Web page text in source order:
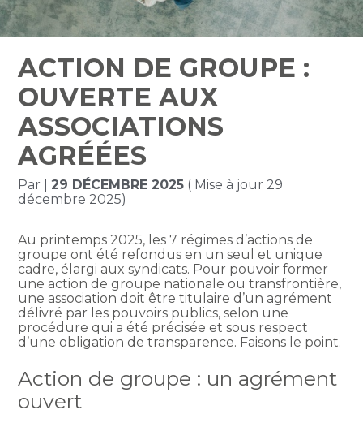
ACTION DE GROUPE :
OUVERTE AUX
ASSOCIATIONS
AGRÉÉES
Par |29 DÉCEMBRE 2025 ( Mise à jour 29
décembre 2025)
Au printemps 2025, les 7 régimes d’actions de
groupe ont été refondus en un seul et unique
cadre, élargi aux syndicats. Pour pouvoir former
une action de groupe nationale ou transfrontière,
une association doit être titulaire d’un agrément
délivré par les pouvoirs publics, selon une
procédure qui a été précisée et sous respect
d’une obligation de transparence. Faisons le point.
Action de groupe : un agrément
ouvert